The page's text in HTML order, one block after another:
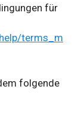
für
terms_m
folgende